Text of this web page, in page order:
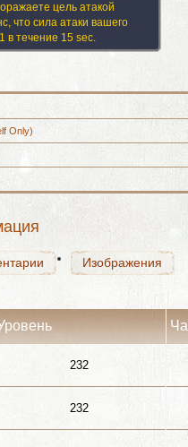
цель атакой
что сила атаки вашего
в течение 15 sec.
Only)
Изображения
Изображения
Изображения
232
232